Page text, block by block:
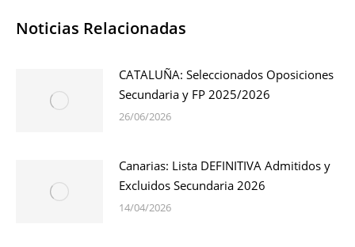
Noticias Relacionadas
CATALUÑA: Seleccionados Oposiciones
Secundaria y FP 2025/2026
26/06/2026
Canarias: Lista DEFINITIVA Admitidos y
Excluidos Secundaria 2026
14/04/2026